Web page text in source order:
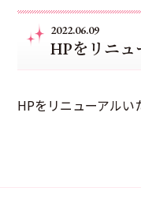
2022.06.09
HPをリニュ
HPをリニューアルい